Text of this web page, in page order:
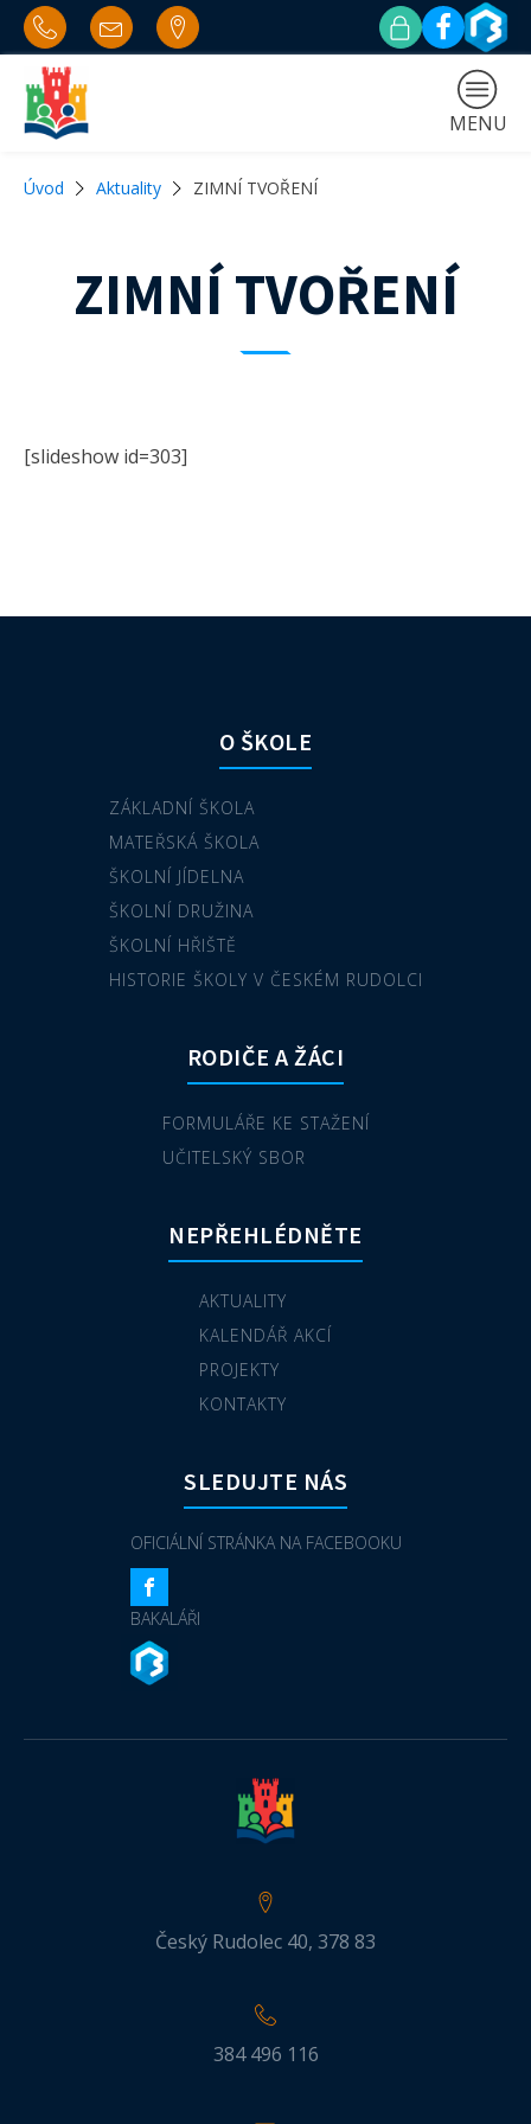
MENU
Úvod Aktuality ZIMNÍ TVOŘENÍ
ZIMNÍ TVOŘENÍ
[slideshow id=303]
O ŠKOLE
ZÁKLADNÍ ŠKOLA
MATEŘSKÁ ŠKOLA
ŠKOLNÍ JÍDELNA
ŠKOLNÍ DRUŽINA
ŠKOLNÍ HŘIŠTĚ
HISTORIE ŠKOLY V ČESKÉM RUDOLCI
RODIČE A ŽÁCI
FORMULÁŘE KE STAŽENÍ
UČITELSKÝ SBOR
NEPŘEHLÉDNĚTE
AKTUALITY
KALENDÁŘ AKCÍ
PROJEKTY
KONTAKTY
SLEDUJTE NÁS
OFICIÁLNÍ STRÁNKA NA FACEBOOKU
BAKALÁŘI
Český Rudolec 40, 378 83
384 496 116